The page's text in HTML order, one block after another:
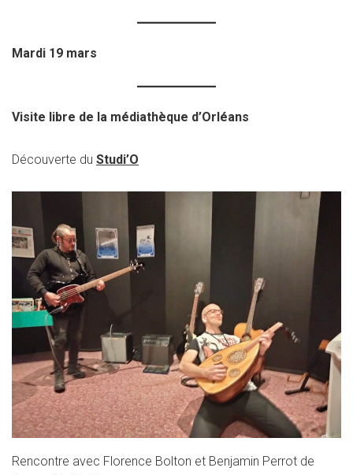
Mardi 19 mars
Visite libre de la médiathèque d’Orléans
Découverte du Studi’O
Rencontre avec Florence Bolton et Benjamin Perrot de